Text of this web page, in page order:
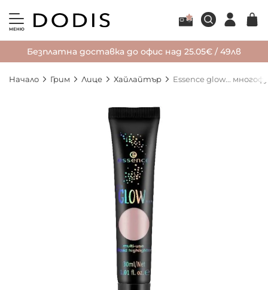
МЕНЮ
Безплатна доставка до офис над 25.05€ / 49лв
Начало Грим Лице Хайлайтър Essence glow...